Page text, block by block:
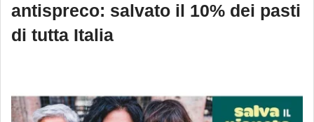
antispreco: salvato il 10% dei pasti
di tutta Italia